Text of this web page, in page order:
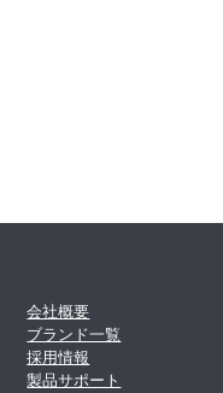
会社概要
ブランド一覧
採用情報
製品サポート